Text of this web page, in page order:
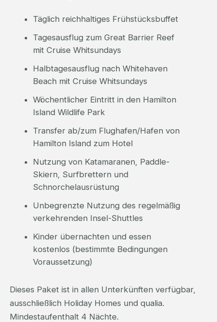
Täglich reichhaltiges Frühstücksbuffet
Tagesausflug zum Great Barrier Reef
mit Cruise Whitsundays
Halbtagesausflug nach Whitehaven
Beach mit Cruise Whitsundays
Wöchentlicher Eintritt in den Hamilton
Island Wildlife Park
Transfer ab/zum Flughafen/Hafen von
Hamilton Island zum Hotel
Nutzung von Katamaranen, Paddle-
Skiern, Surfbrettern und
Schnorchelausrüstung
Unbegrenzte Nutzung des regelmäßig
verkehrenden Insel-Shuttles
Kinder übernachten und essen
kostenlos (bestimmte Bedingungen
Voraussetzung)
Dieses Paket ist in allen Unterkünften verfügbar,
ausschließlich Holiday Homes und qualia.
Mindestaufenthalt 4 Nächte.